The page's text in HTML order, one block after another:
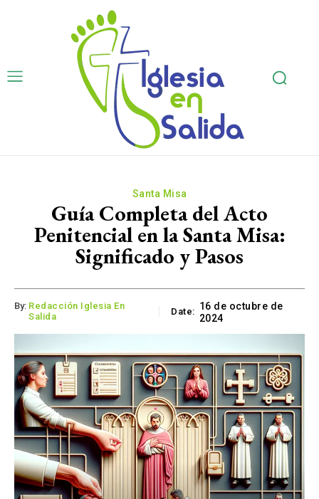
Santa Misa
Guía Completa del Acto
Penitencial en la Santa Misa:
Significado y Pasos
By: Redacción Iglesia En
Salida
Date: 16 de octubre de
2024